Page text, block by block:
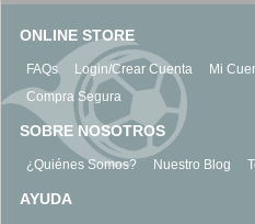
ONLINE STORE
FAQs Login/Crear Cuenta Mi
Compra Segura
SOBRE NOSOTROS
¿Quiénes Somos? Nuestro Blog
AYUDA